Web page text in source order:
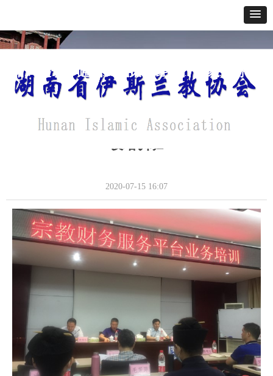
网站首页 通讯报道 政策法规 经典教义 寺貌风采
我会派工作人员参加全省宗教事务信息化建
设培训班
2020-07-15 16:07